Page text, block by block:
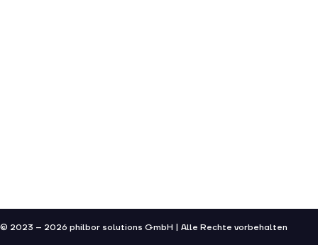
© 2023 – 2026 philbor solutions GmbH | Alle Rechte vorbehalten